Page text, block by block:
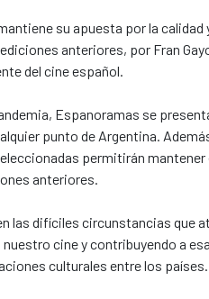
su apuesta por la
anteriores, por Fran
del cine español.
Espanoramas se
punto de Argentina.
permitirán mantener
anteriores.
las difíciles circunstancias que
cine y contribuyendo a
culturales entre los países.